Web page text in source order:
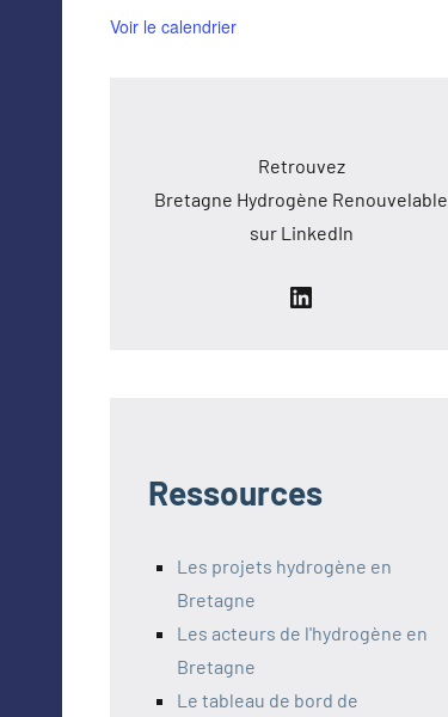
Voir le calendrier
Retrouvez
Bretagne Hydrogène Renouvelable
sur LinkedIn
LinkedIn
Ressources
Les projets hydrogène en
Bretagne
Les acteurs de l'hydrogène en
Bretagne
Le tableau de bord de